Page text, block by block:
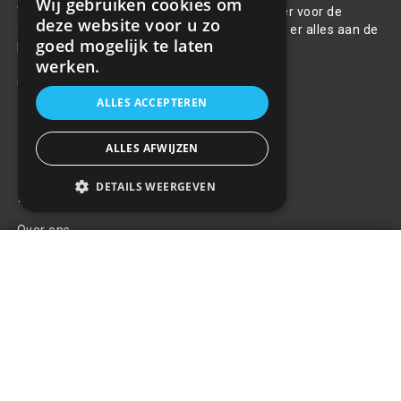
Welkom bij R&R Parts Automotive, uw partner voor de
aanschaf van alle auto accessoires. Wij doen er alles aan de
beste selectie, service & prijs te bieden.
Contact
Klantenservice
Over ons
Wij gebruiken cookies om
deze website voor u zo
goed mogelijk te laten
werken.
ALLES ACCEPTEREN
ALLES AFWIJZEN
DETAILS WEERGEVEN